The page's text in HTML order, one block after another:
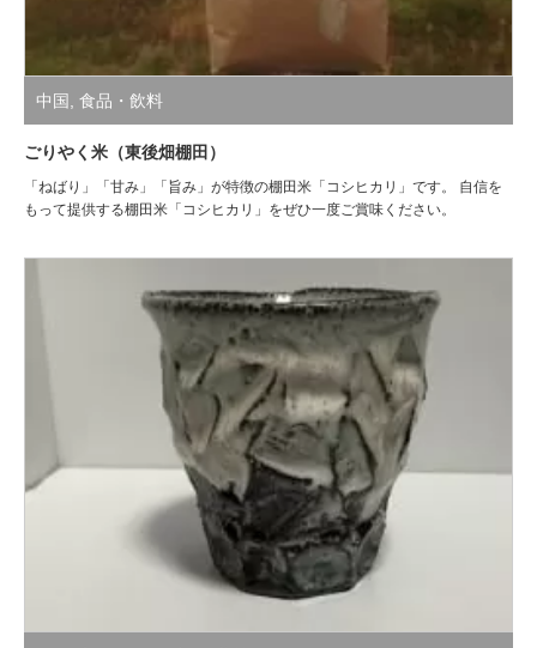
中国, 食品・飲料
ごりやく米（東後畑棚田）
「ねばり」「甘み」「旨み」が特徴の棚田米「コシヒカリ」です。 自信を
もって提供する棚田米「コシヒカリ」をぜひ一度ご賞味ください。